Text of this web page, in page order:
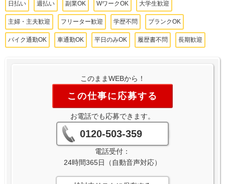
日払い 週払い 副業OK WワークOK 大学生歓迎
主婦・主夫歓迎 フリーター歓迎 学歴不問 ブランクOK
バイク通勤OK 車通勤OK 平日のみOK 履歴書不問 長期歓迎
このままWEBから！
この仕事に応募する
お電話でも応募できます。
0120-503-359
電話受付：
24時間365日（自動音声対応）